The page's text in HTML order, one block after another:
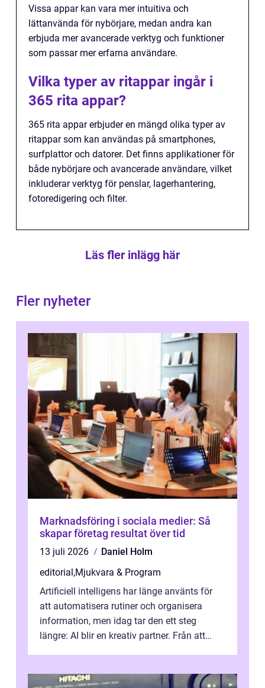
Vissa appar kan vara mer intuitiva och
lättanvända för nybörjare, medan andra kan
erbjuda mer avancerade verktyg och funktioner
som passar mer erfarna användare.
Vilka typer av ritappar ingår i
365 rita appar?
365 rita appar erbjuder en mängd olika typer av
ritappar som kan användas på smartphones,
surfplattor och datorer. Det finns applikationer för
både nybörjare och avancerade användare, vilket
inkluderar verktyg för penslar, lagerhantering,
fotoredigering och filter.
Läs fler inlägg här
Fler nyheter
Marknadsföring i sociala medier: Så
skapar företag resultat över tid
13 juli 2026
Daniel Holm
editorial,Mjukvara & Program
Artificiell intelligens har länge använts för
att automatisera rutiner och organisera
information, men idag tar den ett steg
längre: AI blir en kreativ partner. Från att